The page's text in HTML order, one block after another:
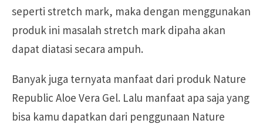
seperti stretch mark, maka dengan menggunakan
produk ini masalah stretch mark dipaha akan
dapat diatasi secara ampuh.
Banyak juga ternyata manfaat dari produk Nature
Republic Aloe Vera Gel. Lalu manfaat apa saja yang
bisa kamu dapatkan dari penggunaan Nature